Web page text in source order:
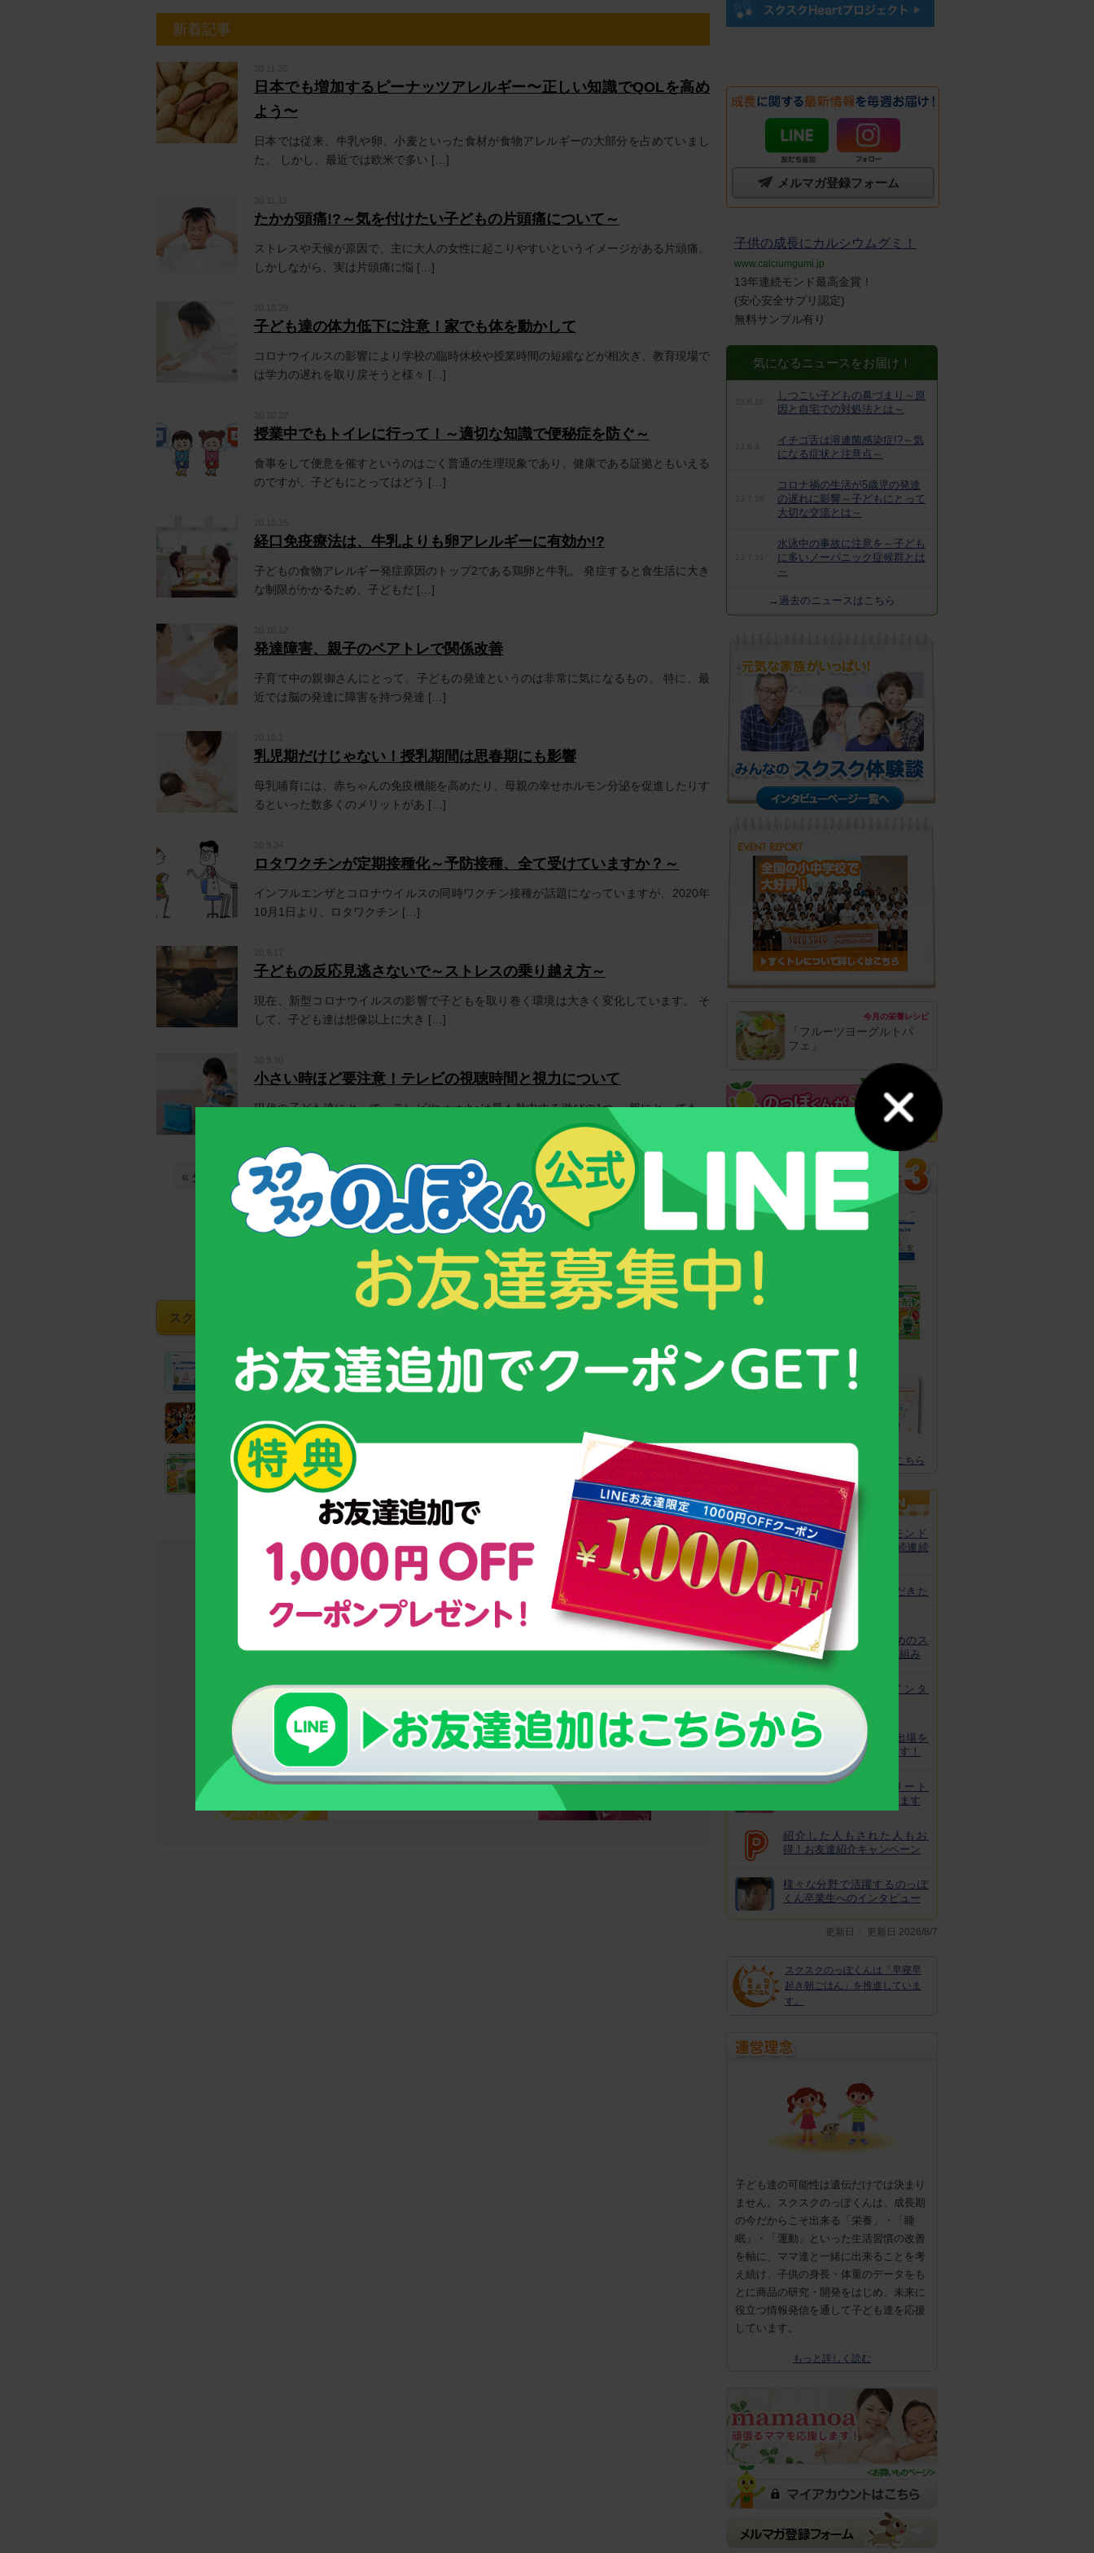
新着記事
日本でも増加するピーナッツアレルギー〜正しい知識でQOLを高め
よう〜
日本では従来、牛乳や卵、小麦といった食材が食物アレルギーの大部分を占めていまし
た。 しかし、最近では欧米で多い […]
たかが頭痛!?～気を付けたい子どもの片頭痛について～
ストレスや天候が原因で、主に大人の女性に起こりやすいというイメージがある片頭痛。
しかしながら、実は片頭痛に悩 […]
子ども達の体力低下に注意！家でも体を動かして
コロナウイルスの影響により学校の臨時休校や授業時間の短縮などが相次ぎ、教育現場で
は学力の遅れを取り戻そうと様々 […]
授業中でもトイレに行って！～適切な知識で便秘症を防ぐ～
食事をして便意を催すというのはごく普通の生理現象であり、健康である証拠ともいえる
のですが、子どもにとってはどう […]
経口免疫療法は、牛乳よりも卵アレルギーに有効か!?
子どもの食物アレルギー発症原因のトップ2である鶏卵と牛乳。 発症すると食生活に大き
な制限がかかるため、子どもだ […]
発達障害、親子のペアトレで関係改善
子育て中の親御さんにとって、子どもの発達というのは非常に気になるもの。 特に、最
近では脳の発達に障害を持つ発達 […]
乳児期だけじゃない！授乳期間は思春期にも影響
母乳哺育には、赤ちゃんの免疫機能を高めたり、母親の幸せホルモン分泌を促進したりす
るといった数多くのメリットがあ […]
ロタワクチンが定期接種化～予防接種、全て受けていますか？～
インフルエンザとコロナウイルスの同時ワクチン接種が話題になっていますが、2020年
10月1日より、ロタワクチン […]
子どもの反応見逃さないで～ストレスの乗り越え方～
現在、新型コロナウイルスの影響で子どもを取り巻く環境は大きく変化しています。 そ
して、子ども達は想像以上に大き […]
小さい時ほど要注意！テレビの視聴時間と視力について
現代の子ども達にとって、テレビやyoutubeは最も熱中する遊びの1つ。 親にとっても、
« 先頭 « 前の10件 7 14 ... 20 21 23 24 ... ...
次の10件 » 最後 »
スクスクのっぽくんおすすめグッズ&コンテンツ
【お客様支持率No.1！】
成長期サポート食品「カルシウムグミ」
スクスク育つための３つのポイント！
子供が成長する仕組みとは？
子どもの姿勢力アップトレーニング
強さの秘密は【栄養管理】にあった！
野菜と乳酸菌たっぷり！
野菜不足のお子様のための青汁！
小さなお子様の栄養補給におすすめ！
幼児期からの「こども食育グミ」
のっぽくんの成長サポートグッズについて
→今しかない「成長期」の栄養補給にオススメ！
メルマガ登録フォーム
子供の成長にカルシウムグミ！
www.calciumgumi.jp
13年連続モンド最高金賞！
(安心安全サプリ認定)
無料サンプル有り
気になるニュースをお届け！
しつこい子どもの鼻づまり～原
因と自宅での対処法とは～
イチゴ舌は溶連菌感染症!?～気
になる症状と注意点～
コロナ禍の生活が5歳児の発達
の遅れに影響～子どもにとって
大切な交流とは～
水泳中の事故に注意を～子ども
に多いノーパニック症候群とは
～
→過去のニュースはこちら
今月の栄養レシピ
「フルーツヨーグルトパ
フェ」
カルシウムグミ
13年連続モンド
守る力を高める
こども食育グミ
スクスクのっぽくん推奨全グッズはこちら
カルシウムグミが、モンド
「最高金賞」を13年連続連続
非常時にお役立ていただきた
いトレーニング
皆様の安心と安全のためのス
クスクのっぽくんの取り組み
なでしこ宮間選手にインタ
ジュニアオリンピック出場を
目指してがんばっています！
世界で活躍するアスリート
キッズをサポートしています
紹介した人もされた人もお
得！お友達紹介キャンペーン
様々な分野で活躍するのっぽ
くん卒業生へのインタビュー
更新日： 更新日 2026/8/7
スクスクのっぽくんは「早寝早
起き朝ごはん」を推進していま
す。
子ども達の可能性は遺伝だけでは決まり
ません。スクスクのっぽくんは、成長期
の今だからこそ出来る「栄養」・「睡
眠」・「運動」といった生活習慣の改善
を軸に、ママ達と一緒に出来ることを考
え続け、子供の身長・体重のデータをも
とに商品の研究・開発をはじめ、未来に
役立つ情報発信を通して子ども達を応援
しています。
もっと詳しく読む